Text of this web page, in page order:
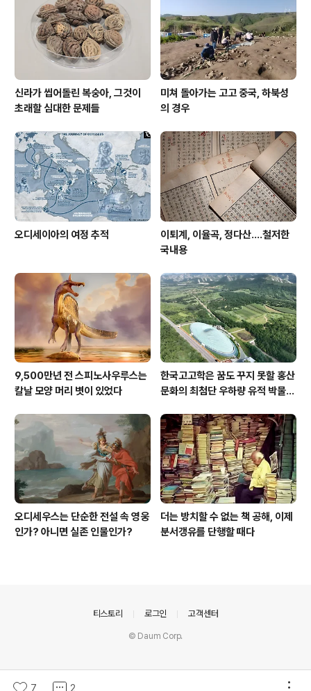
기와 사람들의 생활사를 담고 있었다. 나도 상당히 흥미롭
게 보았고, 전시를 보러 오신 분들의 반응도 좋았다. 그런데
역시나 고질병이 또 도졌다..
신라가 씹어돌린 복숭아, 그것이
초래할 심대한 문제들
미쳐 돌아가는 고고 중국, 하북성
의 경우
오디세이아의 여정 추적
이퇴계, 이율곡, 정다산....철저한
국내용
9,500만년 전 스피노사우루스는
칼날 모양 머리 볏이 있었다
한국고고학은 꿈도 꾸지 못할 홍산
문화의 최첨단 우하량 유적 박물관
오디세우스는 단순한 전설 속 영웅
인가? 아니면 실존 인물인가?
더는 방치할 수 없는 책 공해, 이제
분서갱유를 단행할 때다
7 2
티스토리 로그인 고객센터
© Daum Corp.